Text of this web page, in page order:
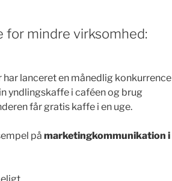
for mindre virksomhed:
lanceret en månedlig konkurrence
yndlingskaffe i caféen og brug
får gratis kaffe i en uge.
på marketingkommunikation i